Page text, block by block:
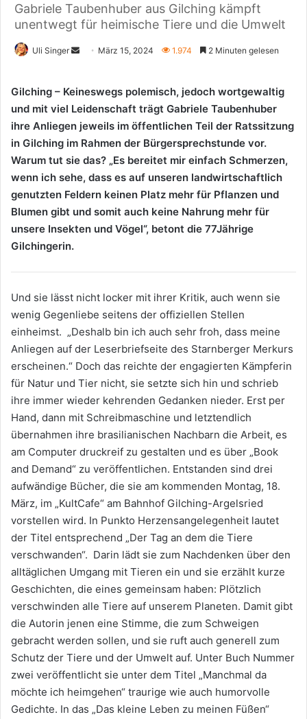
Gabriele Taubenhuber aus Gilching kämpft
unentwegt für heimische Tiere und die Umwelt
Uli Singer
Sende
E-
Mail
März 15, 2024 1.974 2 Minuten gelesen
Gilching – Keineswegs polemisch, jedoch wortgewaltig
und mit viel Leidenschaft trägt Gabriele Taubenhuber
ihre Anliegen jeweils im öffentlichen Teil der Ratssitzung
in Gilching im Rahmen der Bürgersprechstunde vor.
Warum tut sie das? „Es bereitet mir einfach Schmerzen,
wenn ich sehe, dass es auf unseren landwirtschaftlich
genutzten Feldern keinen Platz mehr für Pflanzen und
Blumen gibt und somit auch keine Nahrung mehr für
unsere Insekten und Vögel“, betont die 77Jährige
Gilchingerin.
Und sie lässt nicht locker mit ihrer Kritik, auch wenn sie
wenig Gegenliebe seitens der offiziellen Stellen
einheimst. „Deshalb bin ich auch sehr froh, dass meine
Anliegen auf der Leserbriefseite des Starnberger Merkurs
erscheinen.“ Doch das reichte der engagierten Kämpferin
für Natur und Tier nicht, sie setzte sich hin und schrieb
ihre immer wieder kehrenden Gedanken nieder. Erst per
Hand, dann mit Schreibmaschine und letztendlich
übernahmen ihre brasilianischen Nachbarn die Arbeit, es
am Computer druckreif zu gestalten und es über „Book
and Demand“ zu veröffentlichen. Entstanden sind drei
aufwändige Bücher, die sie am kommenden Montag, 18.
März, im „KultCafe“ am Bahnhof Gilching-Argelsried
vorstellen wird. In Punkto Herzensangelegenheit lautet
der Titel entsprechend „Der Tag an dem die Tiere
verschwanden“. Darin lädt sie zum Nachdenken über den
alltäglichen Umgang mit Tieren ein und sie erzählt kurze
Geschichten, die eines gemeinsam haben: Plötzlich
verschwinden alle Tiere auf unserem Planeten. Damit gibt
die Autorin jenen eine Stimme, die zum Schweigen
gebracht werden sollen, und sie ruft auch generell zum
Schutz der Tiere und der Umwelt auf. Unter Buch Nummer
zwei veröffentlicht sie unter dem Titel „Manchmal da
möchte ich heimgehen“ traurige wie auch humorvolle
Gedichte. In das „Das kleine Leben zu meinen Füßen“